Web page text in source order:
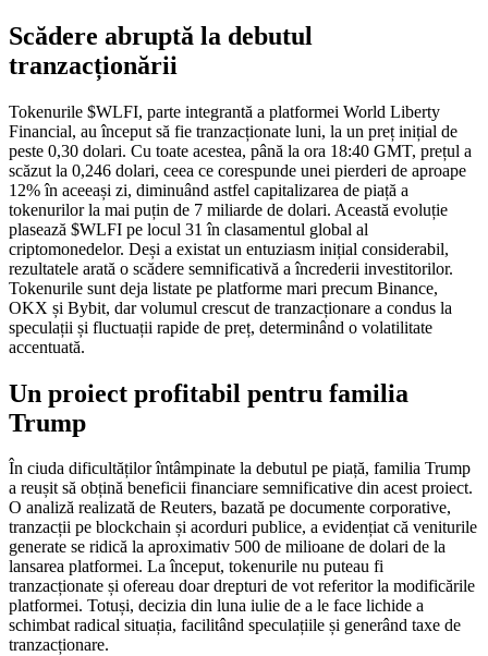
Scădere abruptă la debutul
tranzacționării
Tokenurile $WLFI, parte integrantă a platformei World Liberty
Financial, au început să fie tranzacționate luni, la un preț inițial de
peste 0,30 dolari. Cu toate acestea, până la ora 18:40 GMT, prețul a
scăzut la 0,246 dolari, ceea ce corespunde unei pierderi de aproape
12% în aceeași zi, diminuând astfel capitalizarea de piață a
tokenurilor la mai puțin de 7 miliarde de dolari. Această evoluție
plasează $WLFI pe locul 31 în clasamentul global al
criptomonedelor. Deși a existat un entuziasm inițial considerabil,
rezultatele arată o scădere semnificativă a încrederii investitorilor.
Tokenurile sunt deja listate pe platforme mari precum Binance,
OKX și Bybit, dar volumul crescut de tranzacționare a condus la
speculații și fluctuații rapide de preț, determinând o volatilitate
accentuată.
Un proiect profitabil pentru familia
Trump
În ciuda dificultăților întâmpinate la debutul pe piață, familia Trump
a reușit să obțină beneficii financiare semnificative din acest proiect.
O analiză realizată de Reuters, bazată pe documente corporative,
tranzacții pe blockchain și acorduri publice, a evidențiat că veniturile
generate se ridică la aproximativ 500 de milioane de dolari de la
lansarea platformei. La început, tokenurile nu puteau fi
tranzacționate și ofereau doar drepturi de vot referitor la modificările
platformei. Totuși, decizia din luna iulie de a le face lichide a
schimbat radical situația, facilitând speculațiile și generând taxe de
tranzacționare.